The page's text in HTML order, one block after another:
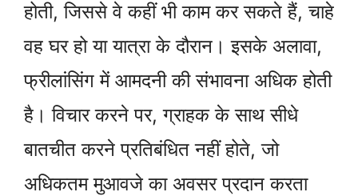
होती, जिससे वे कहीं भी काम कर सकते हैं, चाहे
वह घर हो या यात्रा के दौरान। इसके अलावा,
फ्रीलांसिंग में आमदनी की संभावना अधिक होती
है। विचार करने पर, ग्राहक के साथ सीधे
बातचीत करने प्रतिबंधित नहीं होते, जो
अधिकतम मुआवजे का अवसर प्रदान करता